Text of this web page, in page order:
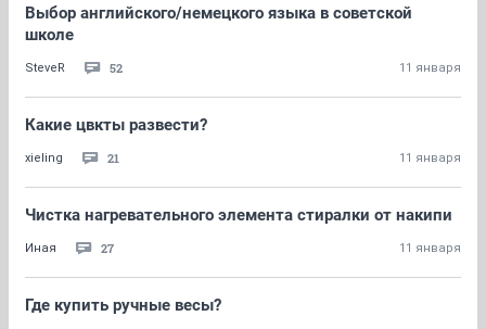
Выбор английского/немецкого языка в советской
школе
SteveR 52 11 января
Какие цвкты развести?
xieling 21 11 января
Чистка нагревательного элемента стиралки от накипи
Иная 27 11 января
Где купить ручные весы?